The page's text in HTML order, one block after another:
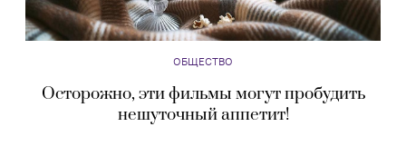
ОБЩЕСТВО
Осторожно, эти фильмы могут пробудить
нешуточный аппетит!